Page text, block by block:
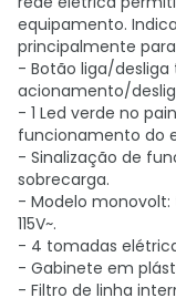
equipamento.
principalmente
- Botão liga/
acionamento/
- 1 Led verde no
funcionamento do
- Sinalização de
sobrecarga.
- Modelo
115V~.
- 4 tomadas
- Gabinete em
- Filtro de linha